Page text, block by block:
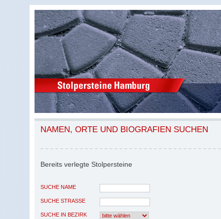
NAMEN, ORTE UND BIOGRAFIEN SUCHEN
Bereits verlegte Stolpersteine
SUCHE NAME
SUCHE STRASSE
SUCHE IN BEZIRK